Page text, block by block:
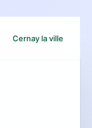
Cernay la ville